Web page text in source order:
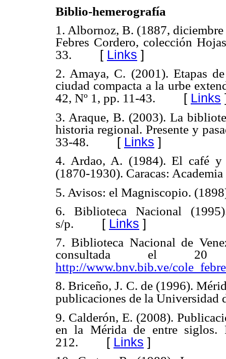
Biblio-hemerografía
1. Albornoz, B. (1887,
Febres Cordero, colección
33. [ Links ]
2. Amaya, C. (2001). Etapas
ciudad compacta a la urbe
42, Nº 1, pp. 11-43. [ Links
3. Araque, B. (2003). La
historia regional. Presente y
33-48. [ Links ]
4. Ardao, A. (1984). El café y
(1870-1930). Caracas:
5. Avisos: el Magniscopio.
6. Biblioteca Nacional
s/p. [ Links ]
7. Biblioteca Nacional de
consultada el
http://www.bnv.bib.ve/
8. Briceño, J. C. de (1996).
publicaciones de la Universidad
9. Calderón, E. (2008).
en la Mérida de entre siglos.
212. [ Links ]